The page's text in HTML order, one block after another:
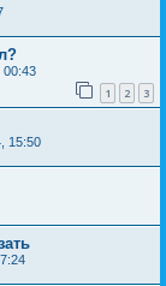
00:43
1 2 3
15:50